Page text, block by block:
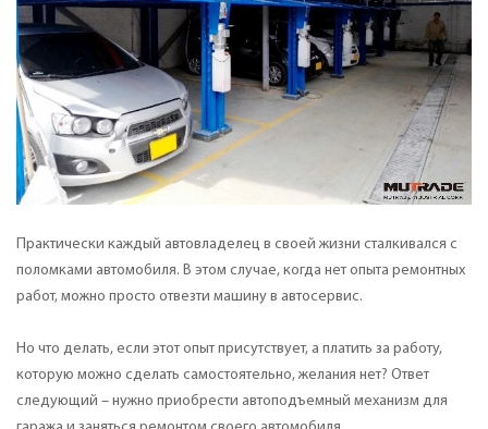
Практически каждый автовладелец в своей жизни сталкивался с
поломками автомобиля. В этом случае, когда нет опыта ремонтных
работ, можно просто отвезти машину в автосервис.
Но что делать, если этот опыт присутствует, а платить за работу,
которую можно сделать самостоятельно, желания нет? Ответ
следующий – нужно приобрести автоподъемный механизм для